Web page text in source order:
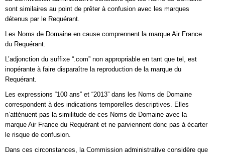
sont similaires au point de prêter à confusion avec les marques
détenus par le Requérant.
Les Noms de Domaine en cause comprennent la marque Air France
du Requérant.
L’adjonction du suffixe “.com” non appropriable en tant que tel, est
inopérante à faire disparaître la reproduction de la marque du
Requérant.
Les expressions “100 ans” et “2013” dans les Noms de Domaine
correspondent à des indications temporelles descriptives. Elles
n’atténuent pas la similitude de ces Noms de Domaine avec la
marque Air France du Requérant et ne parviennent donc pas à écarter
le risque de confusion.
Dans ces circonstances, la Commission administrative considère que